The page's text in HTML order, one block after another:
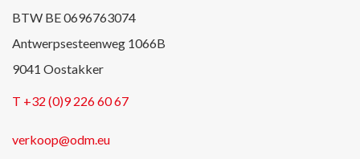
BTW BE 0696763074
Antwerpsesteenweg 1066B
9041 Oostakker
T +32 (0)9 226 60 67
verkoop@odm.eu